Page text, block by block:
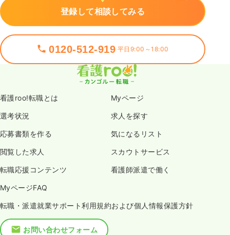
登録して相談してみる
0120-512-919 平日9:00～18:00
看護roo!転職とは Myページ
選考状況 求人を探す
応募書類を作る 気になるリスト
閲覧した求人 スカウトサービス
転職応援コンテンツ 看護師派遣で働く
MyページFAQ
転職・派遣就業サポート利用規約および個人情報保護方針
お問い合わせフォーム